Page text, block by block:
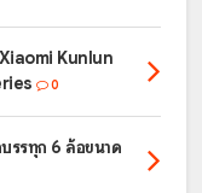
Xiaomi Kunlun
0
รรทุก 6 ล้อขนาด